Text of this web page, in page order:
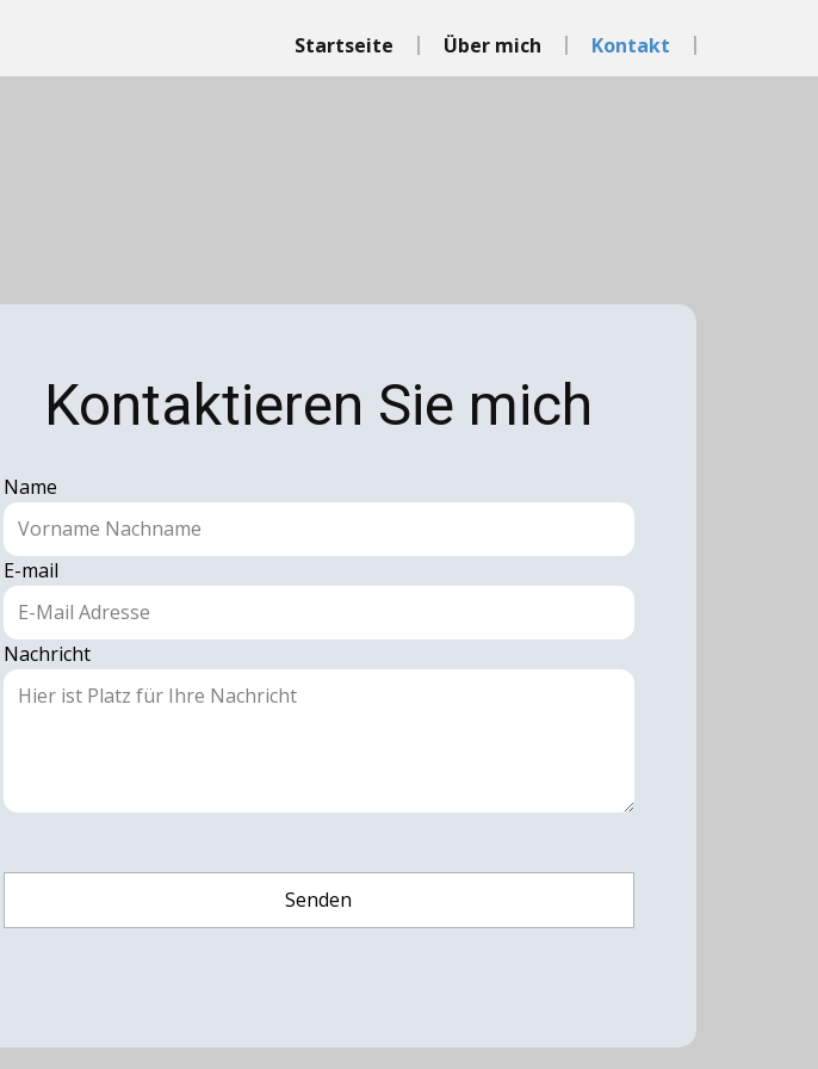
Startseite Über mich Kontakt
Kontaktieren Sie mich
Name
E-mail
Nachricht